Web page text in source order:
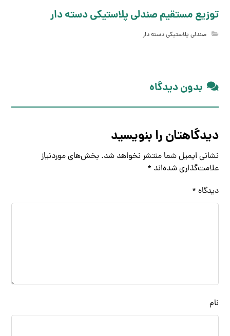
توزیع مستقیم صندلی پلاستیکی دسته دار
صندلی پلاستیکی دسته دار
بدون دیدگاه
دیدگاهتان را بنویسید
نشانی ایمیل شما منتشر نخواهد شد. بخش‌های موردنیاز
علامت‌گذاری شده‌اند *
دیدگاه *
نام